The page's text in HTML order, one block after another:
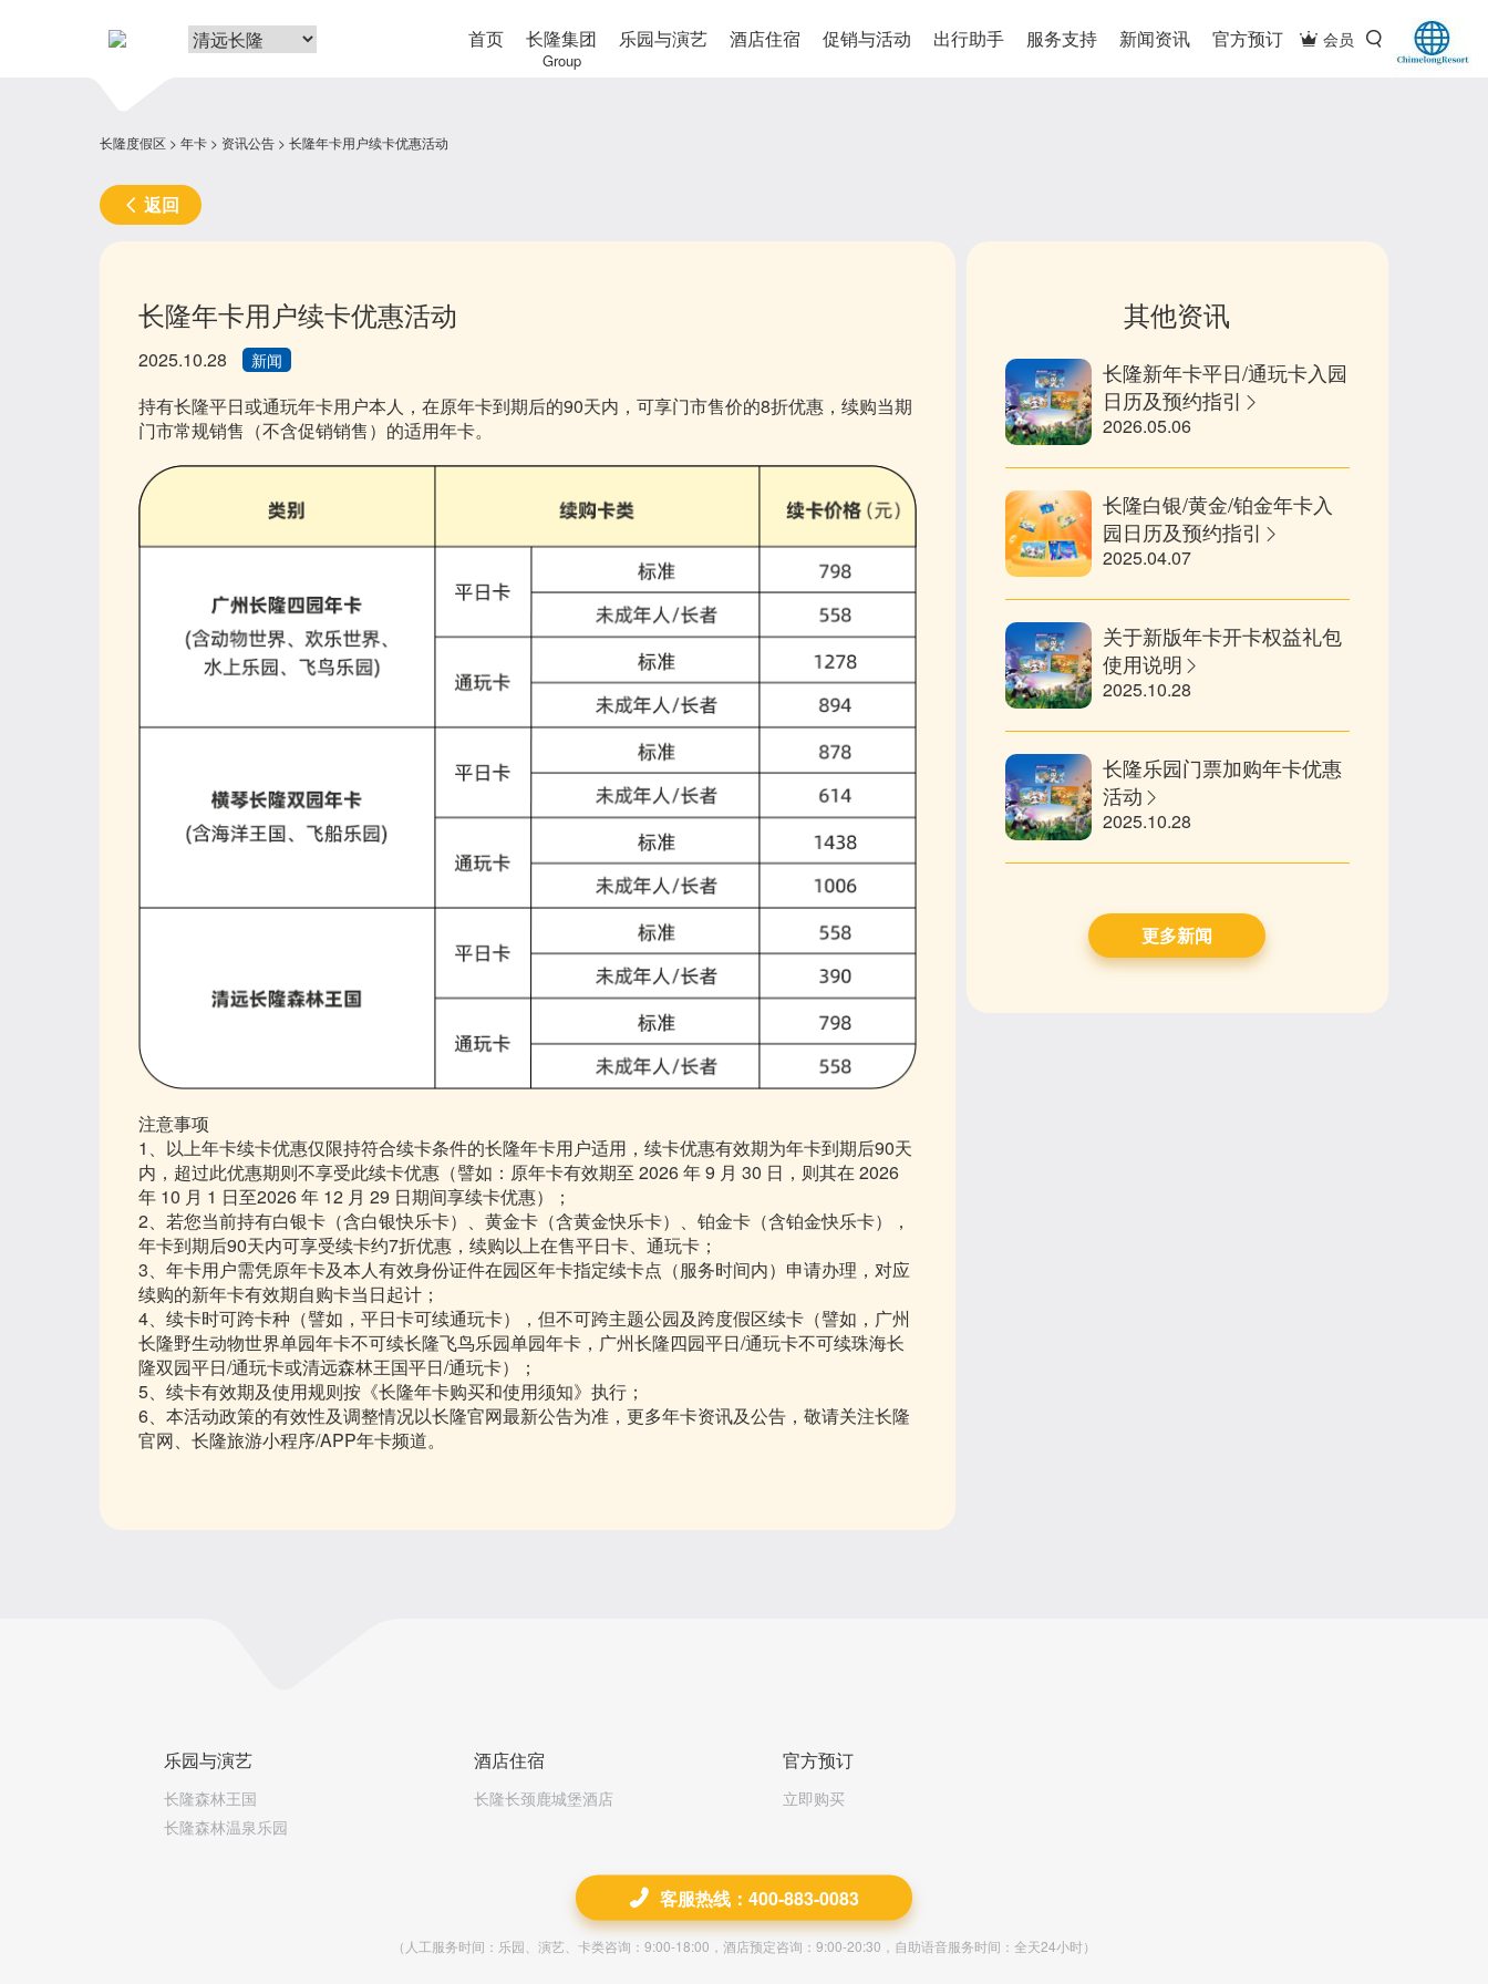
会员
首页 长隆集团
Group
乐园与演艺 酒店住宿 促销与活动 出行助手 服务支持 新闻资讯 官方预订
长隆度假区 年卡 资讯公告 长隆年卡用户续卡优惠活动
返回
长隆年卡用户续卡优惠活动
2025.10.28 新闻
持有长隆平日或通玩年卡用户本人，在原年卡到期后的90天内，可享门市售价的8折优惠，续购当期
门市常规销售（不含促销销售）的适用年卡。
注意事项
1、以上年卡续卡优惠仅限持符合续卡条件的长隆年卡用户适用，续卡优惠有效期为年卡到期后90天
内，超过此优惠期则不享受此续卡优惠（譬如：原年卡有效期至 2026 年 9 月 30 日，则其在 2026
年 10 月 1 日至2026 年 12 月 29 日期间享续卡优惠）；
2、若您当前持有白银卡（含白银快乐卡）、黄金卡（含黄金快乐卡）、铂金卡（含铂金快乐卡），
年卡到期后90天内可享受续卡约7折优惠，续购以上在售平日卡、通玩卡；
3、年卡用户需凭原年卡及本人有效身份证件在园区年卡指定续卡点（服务时间内）申请办理，对应
续购的新年卡有效期自购卡当日起计；
4、续卡时可跨卡种（譬如，平日卡可续通玩卡），但不可跨主题公园及跨度假区续卡（譬如，广州
长隆野生动物世界单园年卡不可续长隆飞鸟乐园单园年卡，广州长隆四园平日/通玩卡不可续珠海长
隆双园平日/通玩卡或清远森林王国平日/通玩卡）；
5、续卡有效期及使用规则按《长隆年卡购买和使用须知》执行；
6、本活动政策的有效性及调整情况以长隆官网最新公告为准，更多年卡资讯及公告，敬请关注长隆
官网、长隆旅游小程序/APP年卡频道。
其他资讯
长隆新年卡平日/通玩卡入园
日历及预约指引
2026.05.06
长隆白银/黄金/铂金年卡入
园日历及预约指引
2025.04.07
关于新版年卡开卡权益礼包
使用说明
2025.10.28
长隆乐园门票加购年卡优惠
活动
2025.10.28
更多新闻
乐园与演艺
长隆森林王国
长隆森林温泉乐园
酒店住宿
长隆长颈鹿城堡酒店
官方预订
立即购买
客服热线：400-883-0083
（人工服务时间：乐园、演艺、卡类咨询：9:00-18:00，酒店预定咨询：9:00-20:30，自助语音服务时间：全天24小时）